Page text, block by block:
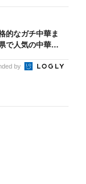
的なガチ中華ま
で人気の中華料
by